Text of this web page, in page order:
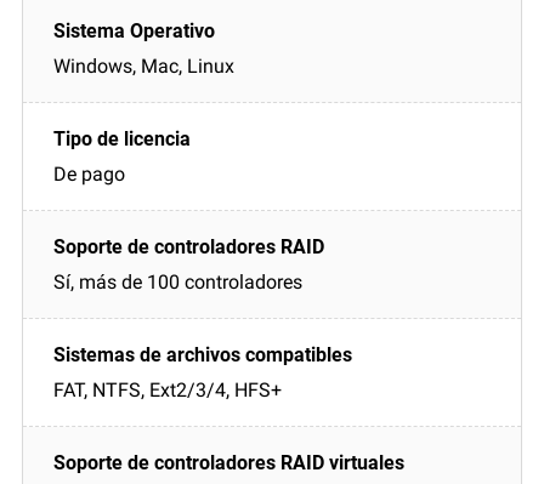
Windows, Mac, Linux
De pago
Sí, más de 100 controladores
FAT, NTFS, Ext2/3/4, HFS+